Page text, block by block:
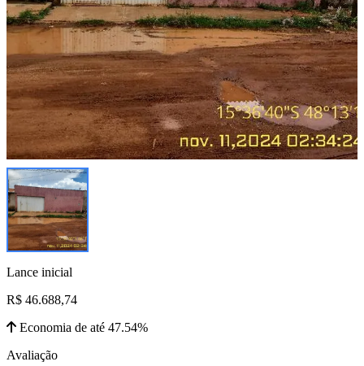
Lance inicial
R$ 46.688,74
Economia de até 47.54%
Avaliação